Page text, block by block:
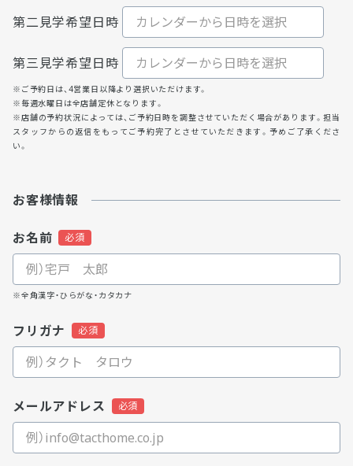
第二見学希望日時
第三見学希望日時
※ご予約日は、4営業日以降より選択いただけます。
※毎週水曜日は全店舗定休となります。
※店舗の予約状況によっては、ご予約日時を調整させていただく場合があります。担当
スタッフからの返信をもってご予約完了とさせていただきます。予めご了承くださ
い。
お客様情報
お名前
※全角漢字・ひらがな・カタカナ
フリガナ
メールアドレス